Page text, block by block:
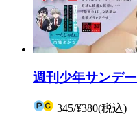
週刊少年サンデー
345/¥380(税込)